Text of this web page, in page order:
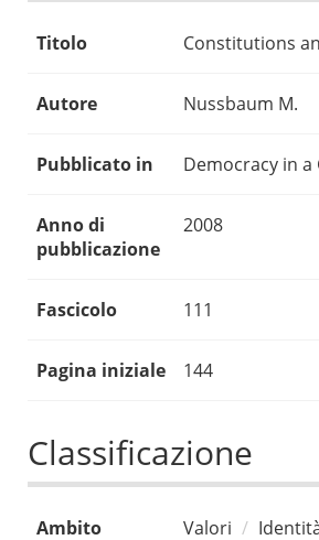
Titolo Constitutions
Autore Nussbaum M.
Pubblicato in Democracy in
Anno di
pubblicazione
2008
Fascicolo 111
Pagina iniziale 144
Classificazione
Ambito Valori